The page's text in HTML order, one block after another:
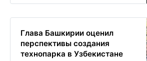
Глава Башкирии оценил
перспективы создания
технопарка в Узбекистане